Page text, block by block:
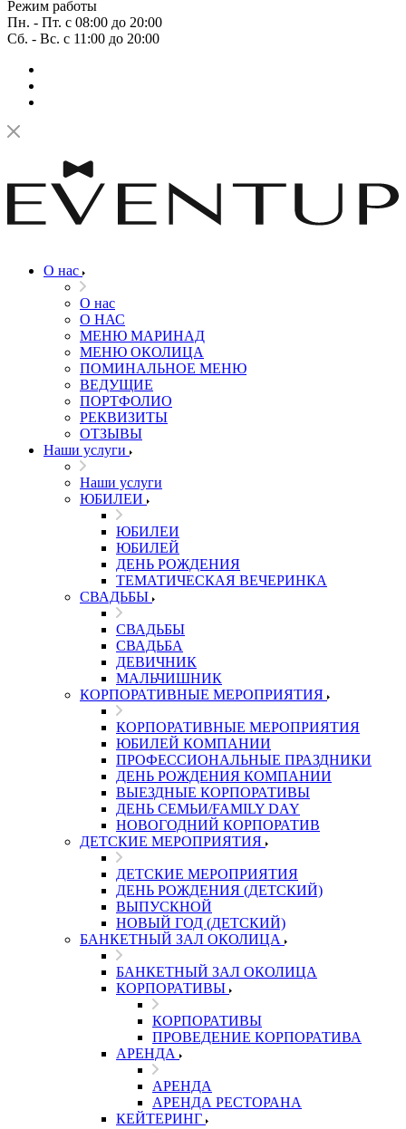
Режим работы
Пн. - Пт. с 08:00 до 20:00
Сб. - Вс. с 11:00 до 20:00
О нас
О нас
О НАС
МЕНЮ МАРИНАД
МЕНЮ ОКОЛИЦА
ПОМИНАЛЬНОЕ МЕНЮ
ВЕДУЩИЕ
ПОРТФОЛИО
РЕКВИЗИТЫ
ОТЗЫВЫ
Наши услуги
Наши услуги
ЮБИЛЕИ
ЮБИЛЕИ
ЮБИЛЕЙ
ДЕНЬ РОЖДЕНИЯ
ТЕМАТИЧЕСКАЯ ВЕЧЕРИНКА
СВАДЬБЫ
СВАДЬБЫ
СВАДЬБА
ДЕВИЧНИК
МАЛЬЧИШНИК
КОРПОРАТИВНЫЕ МЕРОПРИЯТИЯ
КОРПОРАТИВНЫЕ МЕРОПРИЯТИЯ
ЮБИЛЕЙ КОМПАНИИ
ПРОФЕССИОНАЛЬНЫЕ ПРАЗДНИКИ
ДЕНЬ РОЖДЕНИЯ КОМПАНИИ
ВЫЕЗДНЫЕ КОРПОРАТИВЫ
ДЕНЬ СЕМЬИ/FAMILY DAY
НОВОГОДНИЙ КОРПОРАТИВ
ДЕТСКИЕ МЕРОПРИЯТИЯ
ДЕТСКИЕ МЕРОПРИЯТИЯ
ДЕНЬ РОЖДЕНИЯ (ДЕТСКИЙ)
ВЫПУСКНОЙ
НОВЫЙ ГОД (ДЕТСКИЙ)
БАНКЕТНЫЙ ЗАЛ ОКОЛИЦА
БАНКЕТНЫЙ ЗАЛ ОКОЛИЦА
КОРПОРАТИВЫ
КОРПОРАТИВЫ
ПРОВЕДЕНИЕ КОРПОРАТИВА
АРЕНДА
АРЕНДА
АРЕНДА РЕСТОРАНА
КЕЙТЕРИНГ